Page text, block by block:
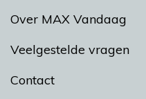
Over MAX Vandaag
Veelgestelde vragen
Contact